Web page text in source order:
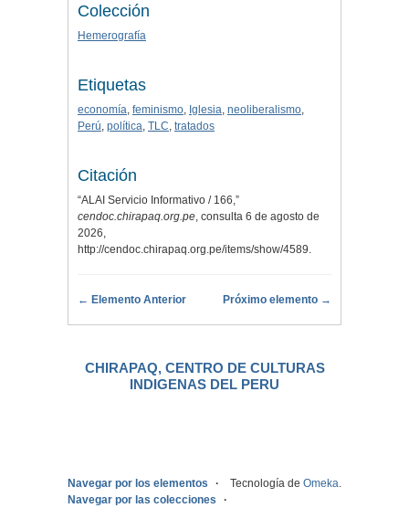
Colección
Hemerografía
Etiquetas
economía, feminismo, Iglesia, neoliberalismo,
Perú, política, TLC, tratados
Citación
“ALAI Servicio Informativo / 166,”
cendoc.chirapaq.org.pe, consulta 6 de agosto de
2026,
http://cendoc.chirapaq.org.pe/items/show/4589.
← Elemento Anterior Próximo elemento →
CHIRAPAQ, CENTRO DE CULTURAS
INDIGENAS DEL PERU
Navegar por los elementos
Navegar por las colecciones
Tecnología de Omeka.